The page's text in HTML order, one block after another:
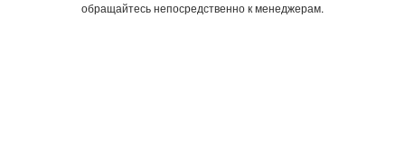
обращайтесь непосредственно к менеджерам.